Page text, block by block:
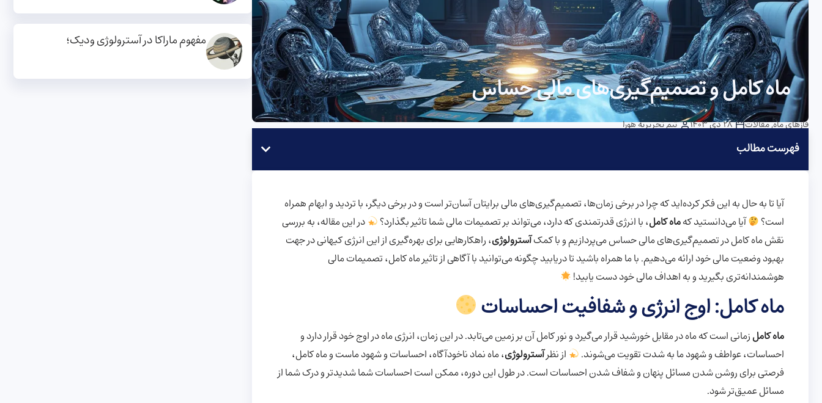
ماه کامل و تصمیم‌گیری‌های مالی حساس
فازهای ماه,مقالات 28 دی 1403 تیم تحریریه هورا
فهرست مطالب
آیا تا به حال به این فکر کرده‌اید که چرا در برخی زمان‌ها، تصمیم‌گیری‌های مالی برایتان آسان‌تر است و در برخی دیگر، با تردید و ابهام همراه
است؟
آیا می‌دانستید کهماه کامل، با انرژی قدرتمندی که دارد، می‌تواند بر تصمیمات مالی شما تاثیر بگذارد؟
در این مقاله، به بررسی
نقش ماه کامل در تصمیم‌گیری‌های مالی حساس می‌پردازیم و با کمکآسترولوژی، راهکارهایی برای بهره‌گیری از این انرژی کیهانی در جهت
بهبود وضعیت مالی خود ارائه می‌دهیم. با ما همراه باشید تا دریابید چگونه می‌توانید با آگاهی از تاثیر ماه کامل، تصمیمات مالی
هوشمندانه‌تری بگیرید و به اهداف مالی خود دست یابید!
ماه کامل: اوج انرژی و شفافیت احساسات
ماه کاملزمانی است که ماه در مقابل خورشید قرار می‌گیرد و نور کامل آن بر زمین می‌تابد. در این زمان، انرژی ماه در اوج خود قرار دارد و
احساسات، عواطف و شهود ما به شدت تقویت می‌شوند.
از نظرآسترولوژی، ماه نماد ناخودآگاه، احساسات و شهود ماست و ماه کامل،
فرصتی برای روشن شدن مسائل پنهان و شفاف شدن احساسات است. در طول این دوره، ممکن است احساسات شما شدیدتر و درک شما از
مسائل عمیق‌تر شود.
مفهوم ماراکا در آسترولوژی ودیک؛